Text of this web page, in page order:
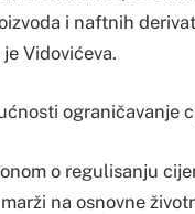
i naftnih
Vidovićeva.
ograničavanje
o regulisanju
na osnovne